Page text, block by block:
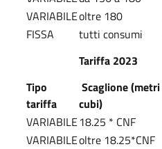
VARIABILEoltre 180
FISSA
tutti consumi
Tariffa 2023
Tipo
tariffa
Scaglione (metri
cubi)
VARIABILE 18.25 * CNF
VARIABILEoltre 18.25*CNF